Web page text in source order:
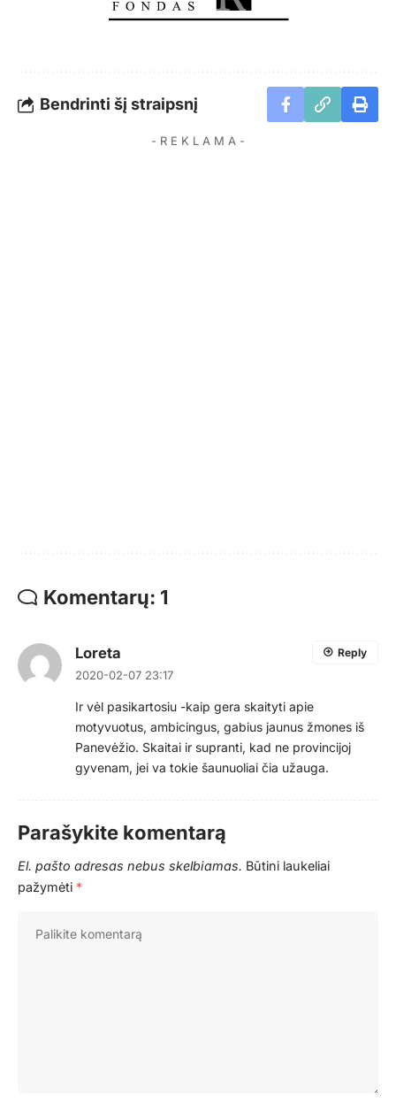
Bendrinti šį straipsnį
- R E K L A M A -
Komentarų: 1
Loreta
2020-02-07 23:17
Ir vėl pasikartosiu -kaip gera skaityti apie
motyvuotus, ambicingus, gabius jaunus žmones iš
Panevėžio. Skaitai ir supranti, kad ne provincijoj
gyvenam, jei va tokie šaunuoliai čia užauga.
Reply
Parašykite komentarą
El. pašto adresas nebus skelbiamas. Būtini laukeliai
pažymėti *